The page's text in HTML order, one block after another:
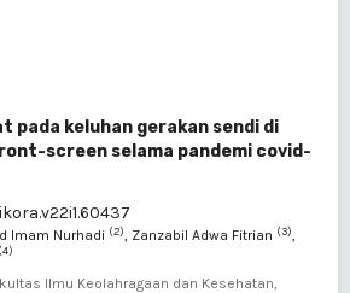
pada keluhan gerakan sendi di
screen selama pandemi covid-
Imam Nurhadi (2), Zanzabil Adwa Fitrian (3),
(4)
Ilmu Keolahragaan dan Kesehatan,